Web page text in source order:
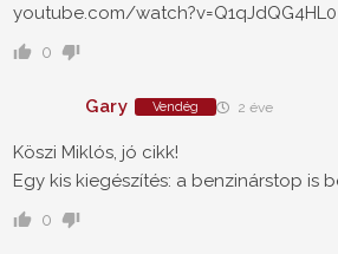
youtube.com/watch?v=Q1qJdQG4HL0
0
Gary Vendég 2 éve
Köszi Miklós, jó cikk!
Egy kis kiegészítés: a benzinárstop is
0